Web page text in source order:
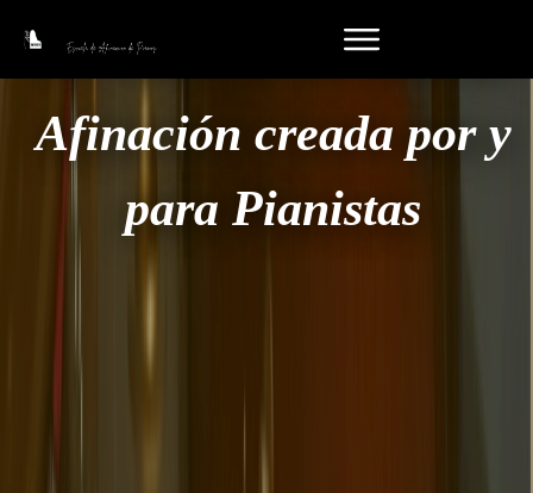
La Primera Escuela de
Afinación creada por y
para Pianistas
La Primera Escuela de
Afinación creada por y
para Pianistas